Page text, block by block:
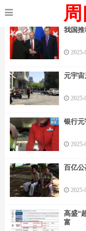
我国推
2025-
元宇
2025-
银行
2025-
百亿公
2025-
高盛“
富